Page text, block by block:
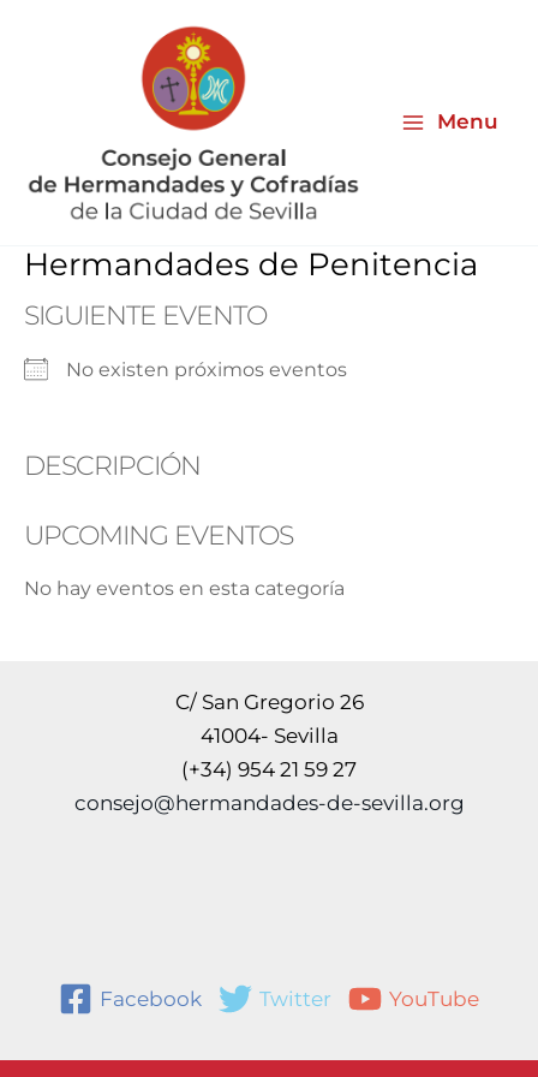
Menu
Hermandades de Penitencia
SIGUIENTE EVENTO
No existen próximos eventos
DESCRIPCIÓN
UPCOMING EVENTOS
No hay eventos en esta categoría
C/ San Gregorio 26
41004- Sevilla
(+34) 954 21 59 27
consejo@hermandades-de-sevilla.org
Facebook Twitter YouTube